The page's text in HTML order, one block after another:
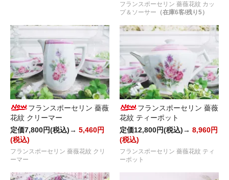
フランスポーセリン 薔薇花紋 カッ
プ＆ソーサー （在庫6客/残り5）
フランスポーセリン 薔薇
花紋 クリーマー
定価7,800円(税込)→ 5,460円
(税込)
フランスポーセリン 薔薇花紋 クリ
ーマー
フランスポーセリン 薔薇
花紋 ティーポット
定価12,800円(税込)→ 8,960円
(税込)
フランスポーセリン 薔薇花紋 ティ
ーポット